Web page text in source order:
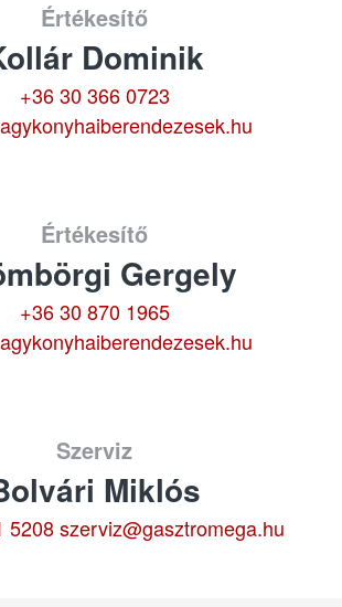
Értékesítő
Dominik
+36 30 366 0723
Értékesítő
Gergely
+36 30 870 1965
Szerviz
Miklós
5208 szerviz@gasztromega.hu